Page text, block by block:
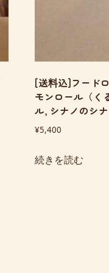
[送料込]フード
モンロール（く
ル, シナノのシ
¥5,400
続きを読む